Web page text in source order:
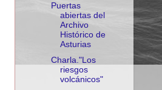
Puertas
abiertas del
Archivo
Histórico de
Asturias
Charla."Los
riesgos
volcánicos"